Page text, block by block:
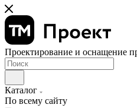
Проектирование и оснащение
Каталог
По всему сайту